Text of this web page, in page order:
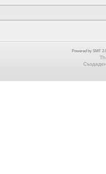
Powered by SMF